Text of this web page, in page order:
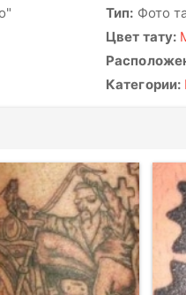
Тип: Фото
Цвет тату:
Категории: